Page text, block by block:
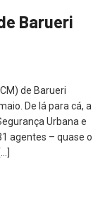
Barueri
de Barueri
De lá para cá, a
Urbana e
agentes – quase o